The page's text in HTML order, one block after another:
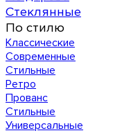
Стеклянные
По стилю
Классические
Современные
Стильные
Ретро
Прованс
Стильные
Универсальные